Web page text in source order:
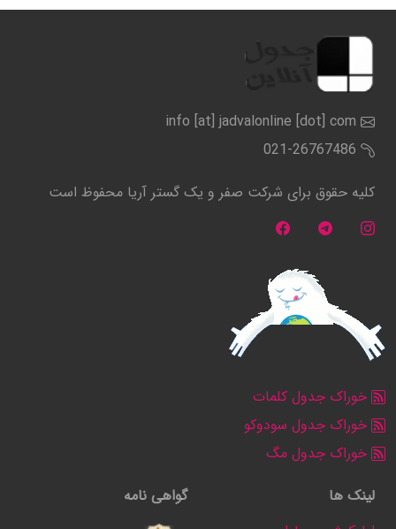
info [at] jadvalonline [dot] com
021-26767486
کلیه حقوق برای شرکت صفر و یک گستر آریا محفوظ است
خوراک جدول کلمات
خوراک جدول سودوکو
خوراک جدول مگ
لینک ها
گواهی نامه